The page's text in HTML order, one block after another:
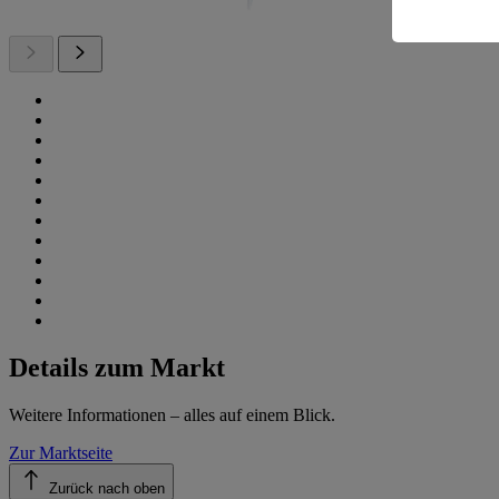
Details zum Markt
Weitere Informationen – alles auf einem Blick.
Zur Marktseite
Zurück nach oben